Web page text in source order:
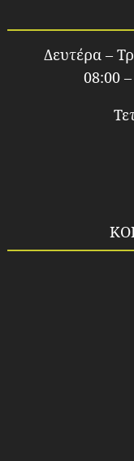
Δευτέρα –
08:00